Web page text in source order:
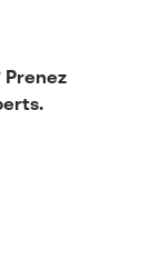
Prenez